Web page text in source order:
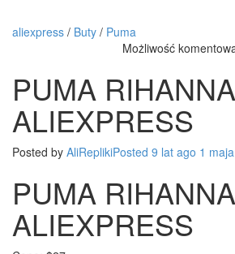
aliexpress / Buty / Puma
Możliwość
PUMA RIHANNA
ALIEXPRESS
Posted by AliReplikiPosted 9 lat ago 1
PUMA RIHANNA
ALIEXPRESS